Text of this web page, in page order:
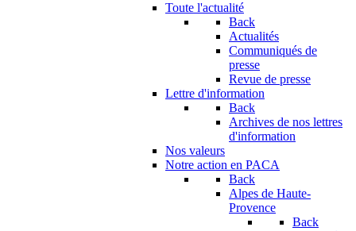
Toute l'actualité
Back
Actualités
Communiqués de
presse
Revue de presse
Lettre d'information
Back
Archives de nos lettres
d'information
Nos valeurs
Notre action en PACA
Back
Alpes de Haute-
Provence
Back